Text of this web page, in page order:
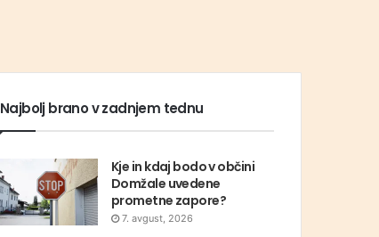
Najbolj brano v zadnjem tednu
Kje in kdaj bodo v občini
Domžale uvedene
prometne zapore?
7. avgust, 2026